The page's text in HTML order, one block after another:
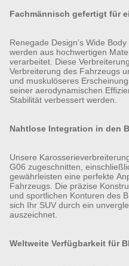
Fachmännisch gefertigt für
Renegade Design’s Wide
werden aus hochwertigen
verarbeitet. Diese
Verbreiterung des Fahrzeugs
und muskulöseres
seiner aerodynamischen
Stabilität verbessert werden.
Nahtlose Integration in den
Unsere
G06 zugeschnitten,
gewährleisten eine perfekte
Fahrzeugs. Die präzise
und sportlichen Konturen des
sich Ihr SUV durch ein
auszeichnet.
Weltweite Verfügbarkeit für